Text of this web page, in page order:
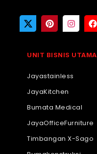
UNIT BISNIS UTAMA
Jayastainless
JayaKitchen
Bumata Medical
JayaOfficeFurniture
Timbangan X-Sago